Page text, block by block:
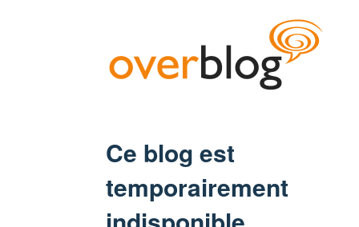
Ce blog est
temporairement